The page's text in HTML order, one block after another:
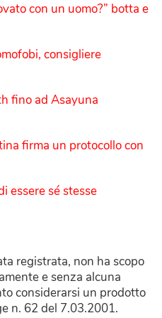
con un uomo?” botta e
consigliere
fino ad Asayuna
firma un protocollo con
essere sé stesse
registrata, non ha scopo
e senza alcuna
considerarsi un prodotto
n. 62 del 7.03.2001.